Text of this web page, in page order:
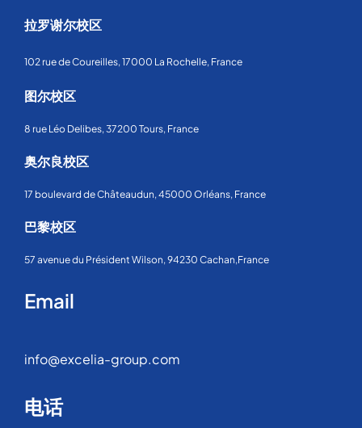
拉罗谢尔校区
102 rue de Coureilles, 17000 La Rochelle, France
图尔校区
8 rue Léo Delibes, 37200 Tours, France
奥尔良校区
17 boulevard de Châteaudun, 45000 Orléans, France
巴黎校区
57 avenue du Président Wilson, 94230 Cachan,France
Email
info@excelia-group.com
电话